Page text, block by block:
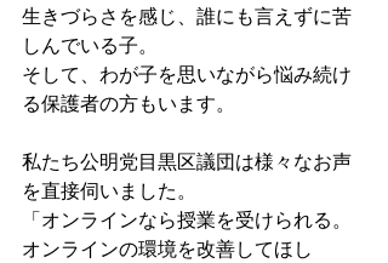
生きづらさを感じ、誰にも言えずに苦
しんでいる子。
そして、わが子を思いながら悩み続け
る保護者の方もいます。
私たち公明党目黒区議団は様々なお声
を直接伺いました。
「オンラインなら授業を受けられる。
オンラインの環境を改善してほし